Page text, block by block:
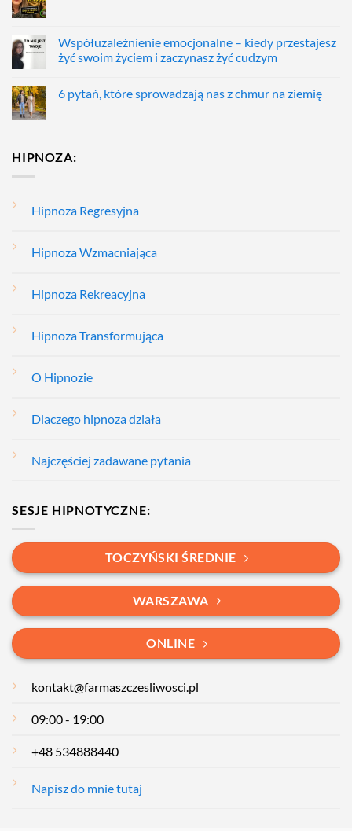
Współuzależnienie emocjonalne – kiedy przestajesz
żyć swoim życiem i zaczynasz żyć cudzym
6 pytań, które sprowadzają nas z chmur na ziemię
HIPNOZA:
Hipnoza Regresyjna
Hipnoza Wzmacniająca
Hipnoza Rekreacyjna
Hipnoza Transformująca
O Hipnozie
Dlaczego hipnoza działa
Najczęściej zadawane pytania
SESJE HIPNOTYCZNE:
TOCZYŃSKI ŚREDNIE
WARSZAWA
ONLINE
kontakt@farmaszczesliwosci.pl
09:00 - 19:00
+48 534888440
Napisz do mnie tutaj